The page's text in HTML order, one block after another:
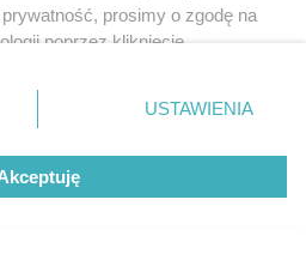
prosimy o zgodę na
poprzez kliknięcie
przycisk ustawień prywatności
rogu strony
nie wymagają zgody
sprzeciwić się takiemu
będą miały zastosowanie tylko
USTAWIENIA